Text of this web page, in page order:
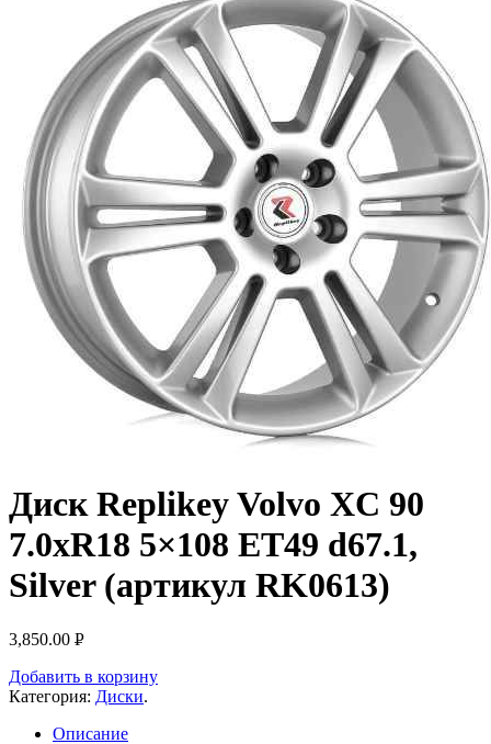
Диск Replikey Volvo XC 90
7.0xR18 5×108 ET49 d67.1,
Silver (артикул RK0613)
3,850.00 Р
Добавить в корзину
Категория: Диски.
Описание